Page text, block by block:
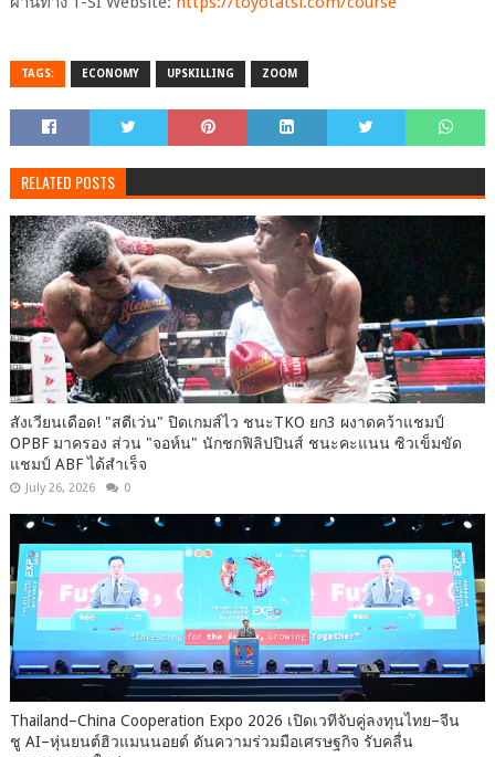
TAGS: ECONOMY UPSKILLING ZOOM
RELATED POSTS
สังเวียนเดือด! "สตีเว่น" ปิดเกมส์ไว ชนะTKO ยก3 ผงาดคว้าแชมป์
OPBF มาครอง ส่วน "จอห์น" นักชกฟิลิปปินส์ ชนะคะแนน ซิวเข็มขัด
แชมป์ ABF ได้สำเร็จ
July 26, 2026 0
Thailand–China Cooperation Expo 2026 เปิดเวทีจับคู่ลงทุนไทย–จีน
ชู AI–หุ่นยนต์ฮิวแมนนอยด์ ดันความร่วมมือเศรษฐกิจ รับคลื่น